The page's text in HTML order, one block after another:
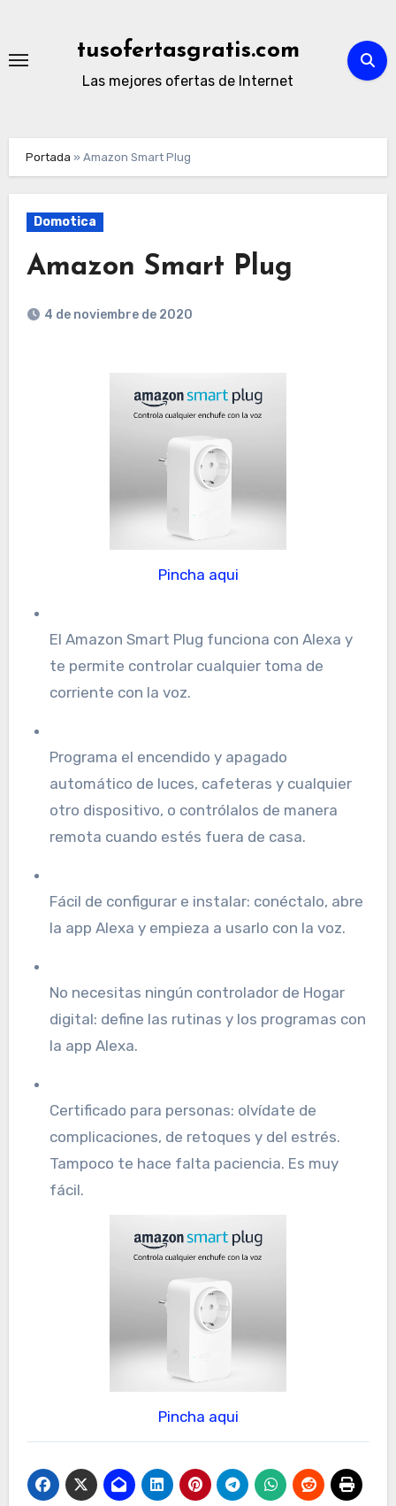
contenido
tusofertasgratis.com
Las mejores ofertas de Internet
Portada »Amazon Smart Plug
Domotica
Amazon Smart Plug
4 de noviembre de 2020
Pincha aqui
El Amazon Smart Plug funciona con Alexa y
te permite controlar cualquier toma de
corriente con la voz.
Programa el encendido y apagado
automático de luces, cafeteras y cualquier
otro dispositivo, o contrólalos de manera
remota cuando estés fuera de casa.
Fácil de configurar e instalar: conéctalo, abre
la app Alexa y empieza a usarlo con la voz.
No necesitas ningún controlador de Hogar
digital: define las rutinas y los programas con
la app Alexa.
Certificado para personas: olvídate de
complicaciones, de retoques y del estrés.
Tampoco te hace falta paciencia. Es muy
fácil.
Pincha aqui